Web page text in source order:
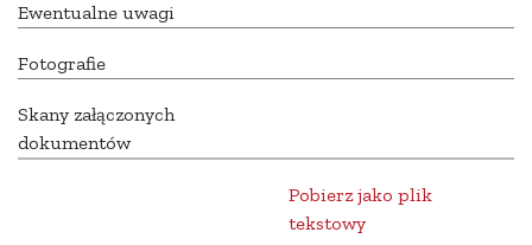
Ewentualne uwagi
Fotografie
Skany załączonych
dokumentów
Pobierz jako plik
tekstowy